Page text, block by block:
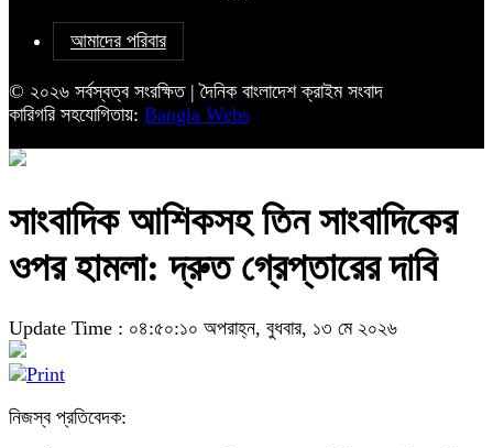
আমাদের পরিবার
© ২০২৬ সর্বস্বত্ব সংরক্ষিত | দৈনিক বাংলাদেশ ক্রাইম সংবাদ
কারিগরি সহযোগিতায়: Bangla Webs
সাংবাদিক আশিকসহ তিন সাংবাদিকের
ওপর হামলা: দ্রুত গ্রেপ্তারের দাবি
Update Time : ০৪:৫০:১০ অপরাহ্ন, বুধবার, ১৩ মে ২০২৬
নিজস্ব প্রতিবেদক: